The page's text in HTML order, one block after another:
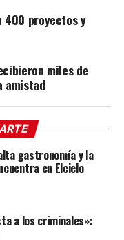
400 proyectos y
miles de
amistad
gastronomía y la
en Elcielo
a los criminales»: